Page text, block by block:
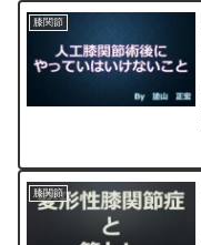
膝関節
膝関節